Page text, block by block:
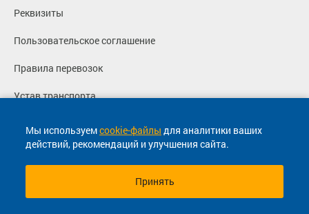
Мы используемcookie-файлы для аналитики ваших
действий, рекомендаций и улучшения сайта.
Принять
Реквизиты
Пользовательское соглашение
Правила перевозок
Устав транспорта
Политика конфиденциальности
Согласие на маркетинговые сообщения
© 2013-2026, ООО "Капитал"- Онлайн сервис продажи